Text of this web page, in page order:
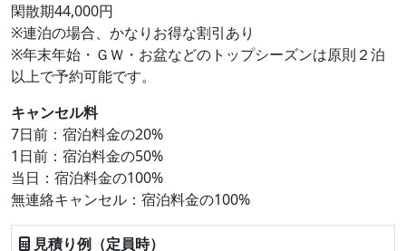
閑散期44,000円
※連泊の場合、かなりお得な割引あり
※年末年始・ＧＷ・お盆などのトップシーズンは原則２泊
以上で予約可能です。
キャンセル料
7日前：宿泊料金の20%
1日前：宿泊料金の50%
当日：宿泊料金の100%
無連絡キャンセル：宿泊料金の100%
見積り例（定員時）